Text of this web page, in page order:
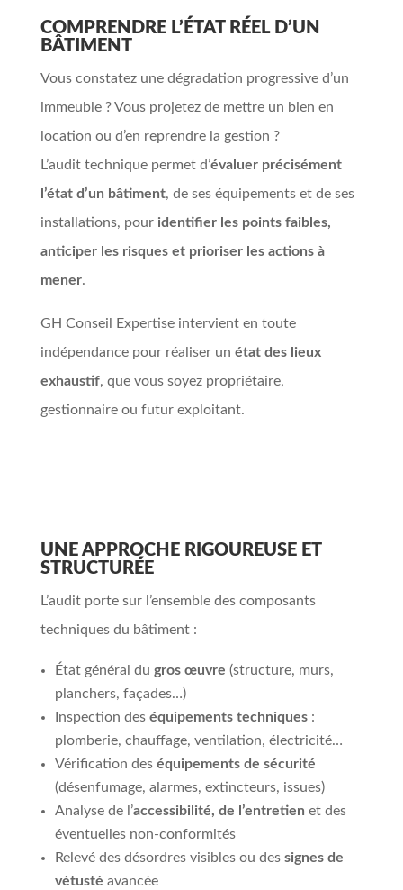
COMPRENDRE L’ÉTAT RÉEL D’UN
BÂTIMENT
Vous constatez une dégradation progressive d’un
immeuble ? Vous projetez de mettre un bien en
location ou d’en reprendre la gestion ?
L’audit technique permet d’évaluer précisément
l’état d’un bâtiment, de ses équipements et de ses
installations, pour identifier les points faibles,
anticiper les risques et prioriser les actions à
mener.
GH Conseil Expertise intervient en toute
indépendance pour réaliser un état des lieux
exhaustif, que vous soyez propriétaire,
gestionnaire ou futur exploitant.
UNE APPROCHE RIGOUREUSE ET
STRUCTURÉE
L’audit porte sur l’ensemble des composants
techniques du bâtiment :
État général du gros œuvre (structure, murs,
planchers, façades…)
Inspection des équipements techniques:
plomberie, chauffage, ventilation, électricité…
Vérification des équipements de sécurité
(désenfumage, alarmes, extincteurs, issues)
Analyse de l’accessibilité, de l’entretien et des
éventuelles non-conformités
Relevé des désordres visibles ou des signes de
vétusté avancée